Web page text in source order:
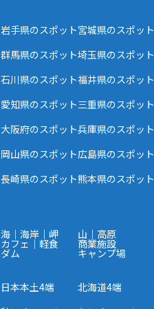
岩手県のスポット宮城県のスポット
群馬県のスポット埼玉県のスポット
石川県のスポット福井県のスポット
愛知県のスポット三重県のスポット
大阪府のスポット兵庫県のスポット
岡山県のスポット広島県のスポット
長崎県のスポット熊本県のスポット
海｜海岸｜岬 山｜高原
カフェ｜軽食 商業施設
ダム キャンプ場
日本本土4端 北海道4端